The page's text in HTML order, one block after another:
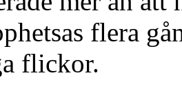
flera
flickor.